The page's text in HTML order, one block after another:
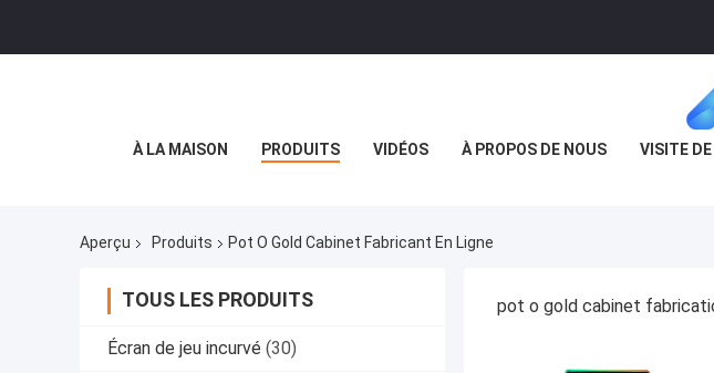
À LA MAISON PRODUITS VIDÉOS À PROPOS DE NOUS VISITE
Aperçu Produits Pot O Gold Cabinet Fabricant En Ligne
TOUS LES PRODUITS
Écran de jeu incurvé (30)
pot o gold cabinet